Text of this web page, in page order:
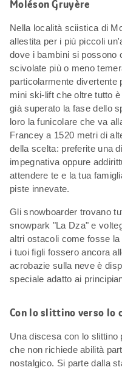
Moléson Gruyère
Nella località sciistica di
allestita per i più piccoli
dove i bambini si possono
scivolate più o meno
particolarmente divertente
mini ski-lift che oltre tutto
già superato la fase dello
loro la funicolare che va
Francey a 1520 metri di
della scelta: preferite una
impegnativa oppure
attendere te e la tua
piste innevate.
Gli snowboarder trovano
snowpark "La Dza" e
altri ostacoli come fosse
i tuoi figli fossero ancora
acrobazie sulla neve è
speciale adatto ai
Con lo slittino verso lo
Una discesa con lo slittino
che non richiede abilità
nostalgico. Si parte dalla